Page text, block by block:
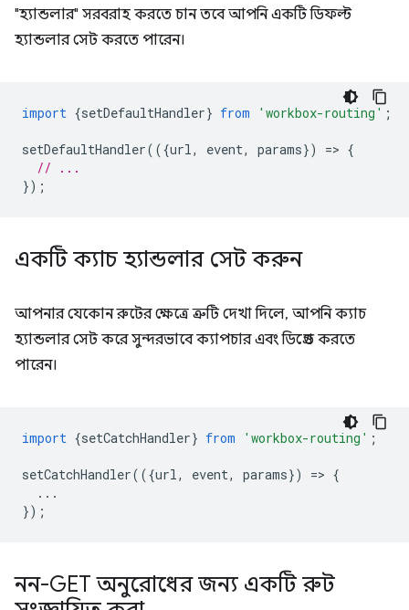
"হ্যান্ডলার" সরবরাহ করতে চান তবে আপনি একটি ডিফল্ট
হ্যান্ডলার সেট করতে পারেন।
import {setDefaultHandler} from 'workbox-routing' ;
setDefaultHandler(({url, event, params}) => {
// ...
});
একটি ক্যাচ হ্যান্ডলার সেট করুন
আপনার যেকোন রুটের ক্ষেত্রে ত্রুটি দেখা দিলে, আপনি ক্যাচ
হ্যান্ডলার সেট করে সুন্দরভাবে ক্যাপচার এবং ডিগ্রেড করতে
পারেন।
import {setCatchHandler} from 'workbox-routing' ;
setCatchHandler(({url, event, params}) => {
...
});
নন-GET অনুরোধের জন্য একটি রুট